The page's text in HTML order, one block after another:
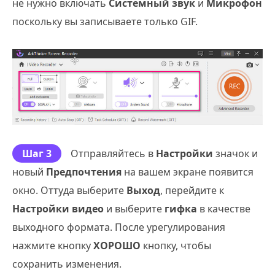
не нужно включать Системный звук и Микрофон
поскольку вы записываете только GIF.
Шаг 3 Отправляйтесь в Настройки значок и
новый Предпочтения на вашем экране появится
окно. Оттуда выберите Выход, перейдите к
Настройки видео и выберите гифка в качестве
выходного формата. После урегулирования
нажмите кнопкуХОРОШО кнопку, чтобы
сохранить изменения.